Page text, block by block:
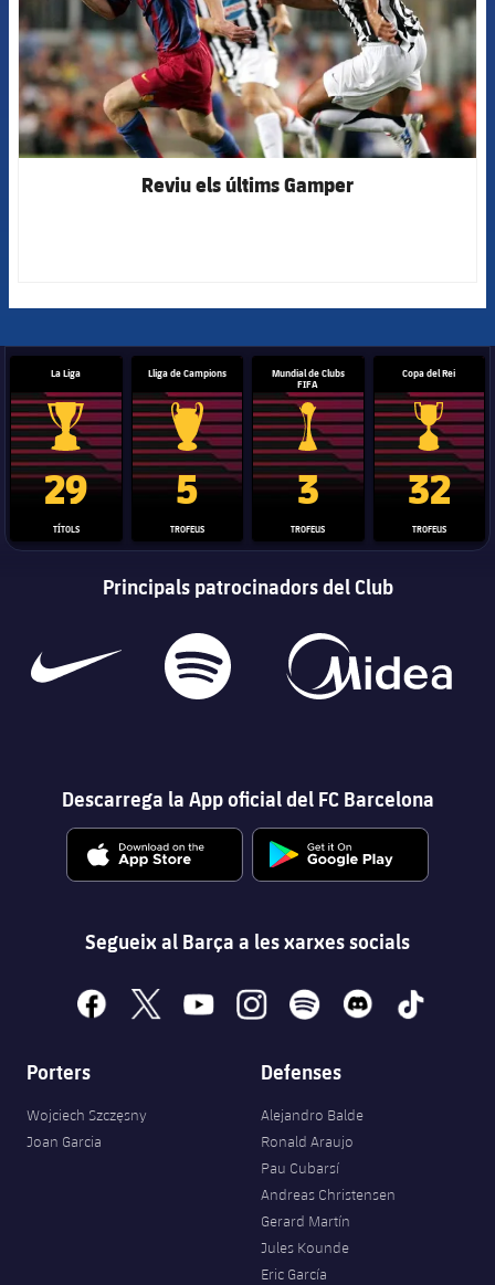
Reviu els últims Gamper
La Liga
Trofeu de la Liga
29
TÍTOLS
Lliga de Campions
Trofeu de la Lliga de Campions
5
TROFEUS
Mundial de Clubs
FIFA
Trofeu del Mundial de Clubs
3
TROFEUS
Copa del Rei
Copa del
32
TROFEUS
Principals patrocinadors del Club
Descarrega la App oficial del FC Barcelona
Segueix al Barça a les xarxes socials
facebook
x youtubeinstagramspotify discord tiktok
Porters
Wojciech Szczęsny
Joan Garcia
Defenses
Alejandro Balde
Ronald Araujo
Pau Cubarsí
Andreas Christensen
Gerard Martín
Jules Kounde
Eric García